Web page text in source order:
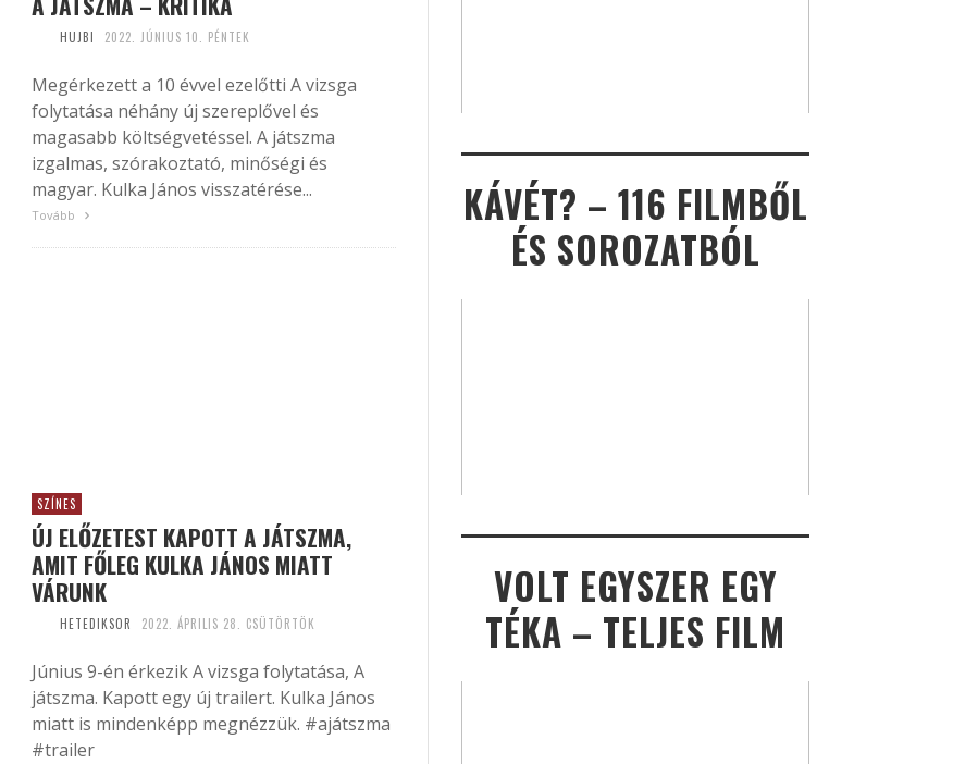
HUJBI 2022. JÚNIUS 10. PÉNTEK
Megérkezett a 10 évvel ezelőtti A vizsga
folytatása néhány új szereplővel és
magasabb költségvetéssel. A játszma
izgalmas, szórakoztató, minőségi és
magyar. Kulka János visszatérése...
Tovább
SZÍNES
ÚJ ELŐZETEST KAPOTT A JÁTSZMA,
AMIT FŐLEG KULKA JÁNOS MIATT
VÁRUNK
HETEDIKSOR 2022. ÁPRILIS 28. CSÜTÖRTÖK
Június 9-én érkezik A vizsga folytatása, A
játszma. Kapott egy új trailert. Kulka János
miatt is mindenképp megnézzük. #ajátszma
#trailer
KÁVÉT? – 116 FILMBŐL
ÉS SOROZATBÓL
VOLT EGYSZER EGY
TÉKA – TELJES FILM